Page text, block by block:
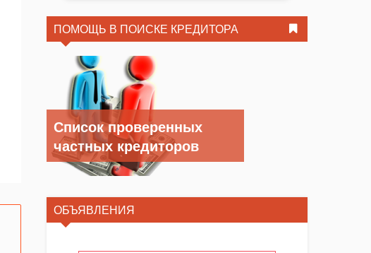
ПОМОЩЬ В ПОИСКЕ КРЕДИТОРА
Список проверенных
частных кредиторов
ОБЪЯВЛЕНИЯ